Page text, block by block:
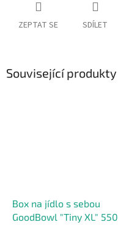
ZEPTAT SE SDÍLET
Související produkty
Box na jídlo s sebou
GoodBowl "Tiny XL" 550